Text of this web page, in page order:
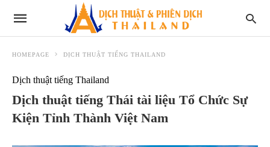
HOMEPAGE DỊCH THUẬT TIẾNG THAILAND
Dịch thuật tiếng Thailand
Dịch thuật tiếng Thái tài liệu Tổ Chức Sự
Kiện Tỉnh Thành Việt Nam